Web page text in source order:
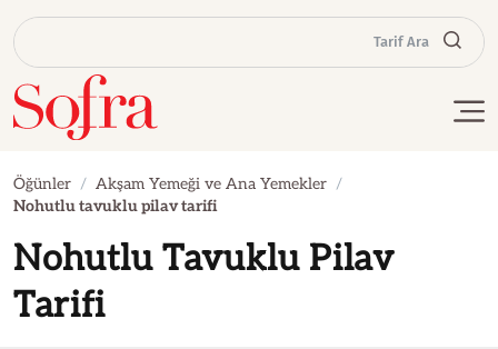
Tarif Ara
Öğünler
Akşam Yemeği ve Ana Yemekler
Nohutlu tavuklu pilav tarifi
Nohutlu Tavuklu Pilav
Tarifi